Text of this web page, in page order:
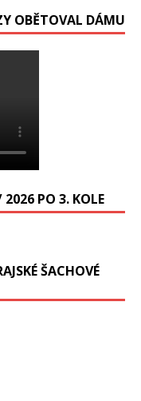
OBĚTOVAL DÁMU
2026 PO 3. KOLE
ŠACHOVÉ